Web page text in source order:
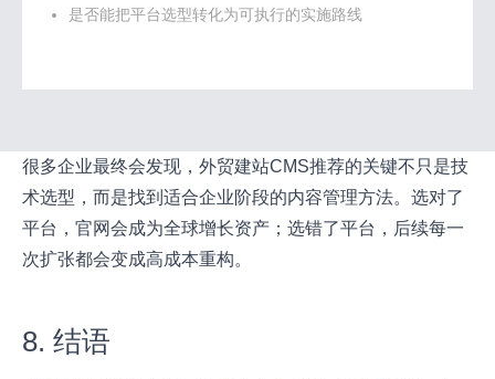
是否能把平台选型转化为可执行的实施路线
很多企业最终会发现，外贸建站CMS推荐的关键不只是技
术选型，而是找到适合企业阶段的内容管理方法。选对了
平台，官网会成为全球增长资产；选错了平台，后续每一
次扩张都会变成高成本重构。
8. 结语